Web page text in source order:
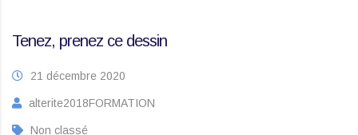
Tenez, prenez ce dessin
21 décembre 2020
alterite2018FORMATION
Non classé